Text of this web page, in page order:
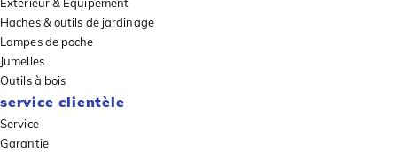
Haches & outils de jardinage
Lampes de poche
Jumelles
Outils à bois
service clientèle
Service
Garantie